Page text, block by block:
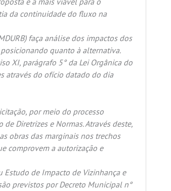
da continuidade do fluxo na
faça análise dos impactos dos
quanto à alternativa.
XI, parágrafo 5° da Lei Orgânica do
através do ofício datado do dia
por meio do processo
Diretrizes e Normas. Através deste,
obras das marginais nos trechos
comprovem a autorização e
Estudo de Impacto de Vizinhança e
previstos por Decreto Municipal n°